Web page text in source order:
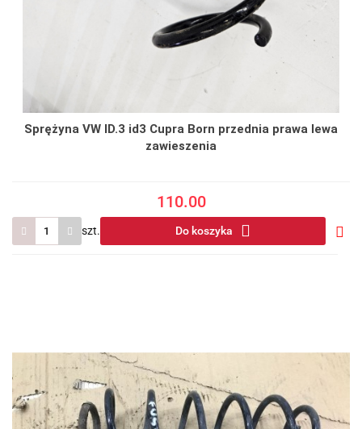
Sprężyna VW ID.3 id3 Cupra Born przednia prawa lewa
zawieszenia
110.00
szt. Do koszyka